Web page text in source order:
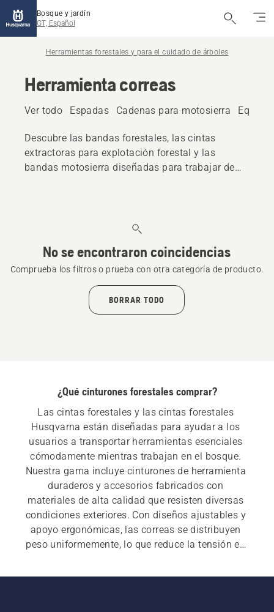
Bosque y jardín
GT, Español
Herramientas forestales y para el cuidado de árboles
Herramienta correas
Ver todo Espadas Cadenas para motosierra
Descubre las bandas forestales, las cintas
extractoras para explotación forestal y las
bandas motosierra diseñadas para trabajar de
alcance de la mano durante las tareas forestales
No se encontraron coincidencias
Comprueba los filtros o prueba con otra categoría de producto.
BORRAR TODO
¿Qué cinturones forestales comprar?
Las cintas forestales y las cintas forestales
Husqvarna están diseñadas para ayudar a los
usuarios a transportar herramientas esenciales
cómodamente mientras trabajan en el bosque.
Nuestra gama incluye cinturones de herramienta
duraderos y accesorios fabricados con
materiales de alta calidad que resisten diversas
condiciones exteriores. Con diseños ajustables y
apoyo ergonómicas, las correas se distribuyen
peso uniformemente, lo que reduce la tensión en
de herramienta y accesorios para el trabajo de